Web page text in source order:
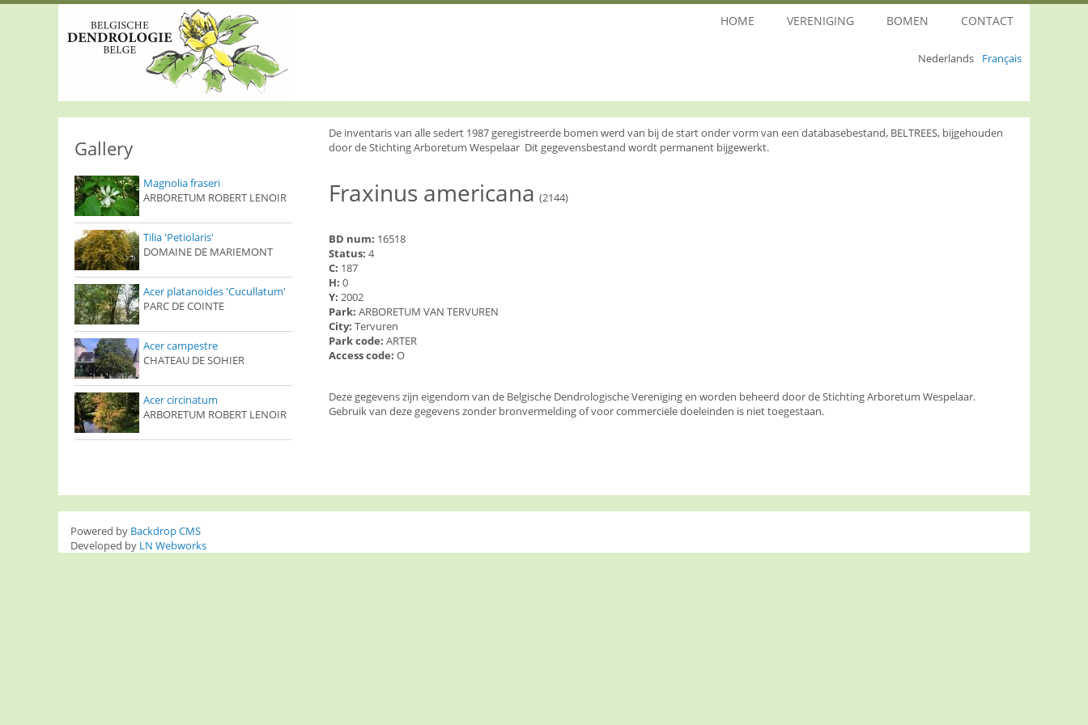
Nederlands Français
HOME VERENIGING BOMEN CONTACT
De inventaris van alle sedert 1987 geregistreerde bomen werd van bij de start onder vorm van een databasebestand, BELTREES, bijgehouden
door de Stichting Arboretum Wespelaar Dit gegevensbestand wordt permanent bijgewerkt.
Fraxinus americana (2144)
BD num: 16518
Status: 4
C: 187
H: 0
Y: 2002
Park: ARBORETUM VAN TERVUREN
City: Tervuren
Park code: ARTER
Access code: O
Deze gegevens zijn eigendom van de Belgische Dendrologische Vereniging en worden beheerd door de Stichting Arboretum Wespelaar.
Gebruik van deze gegevens zonder bronvermelding of voor commerciële doeleinden is niet toegestaan.
Gallery
Magnolia fraseri
ARBORETUM ROBERT LENOIR
Tilia 'Petiolaris'
DOMAINE DE MARIEMONT
Acer platanoides 'Cucullatum'
PARC DE COINTE
Acer campestre
CHATEAU DE SOHIER
Acer circinatum
ARBORETUM ROBERT LENOIR
Powered by Backdrop CMS
Developed by LN Webworks